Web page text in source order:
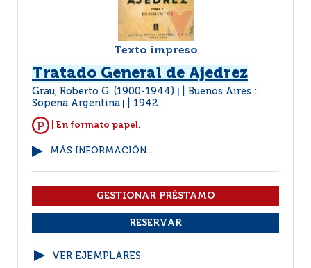
Texto impreso
Tratado General de Ajedrez
Grau, Roberto G. (1900-1944)
Buenos Aires :
Sopena Argentina
1942
| En formato papel.
MÁS INFORMACIÓN...
VER EJEMPLARES